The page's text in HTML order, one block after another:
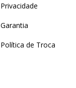
Privacidade
Garantia
Política de Troca